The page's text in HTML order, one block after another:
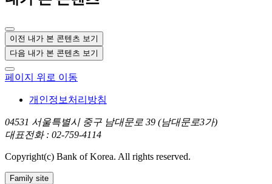
이전 내가 본 콘텐츠 보기
다음 내가 본 콘텐츠 보기
페이지 위로 이동
개인정보처리방침
04531 서울특별시 중구 남대문로 39 (남대문로3가)
대표전화 : 02-759-4114
Copyright(c) Bank of Korea. All rights reserved.
Family site